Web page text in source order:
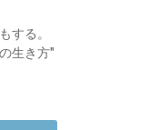
する。
生き方"